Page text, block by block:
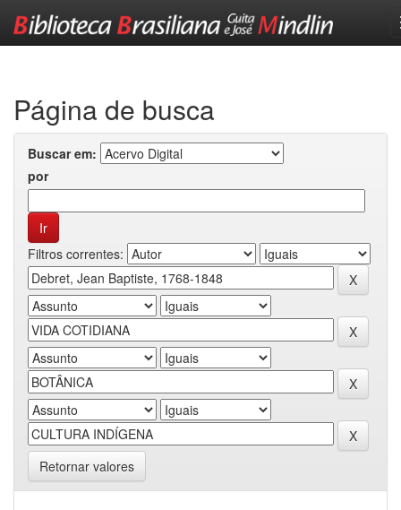
Página de busca
Buscar em:
por
Filtros correntes:
Retornar valores